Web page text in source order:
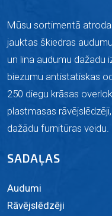
Mūsu sortimentā
jauktas škiedras
un lina audumu dažadu
biezumu antistatiskas
250 diegu krāsas
plastmasas
dažādu furnitūras veidu.
SADAĻAS
Audumi
Rāvējslēdzēji